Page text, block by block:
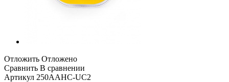
Отложить Отложено
Сравнить В сравнении
Артикул 250AAHC-UC2